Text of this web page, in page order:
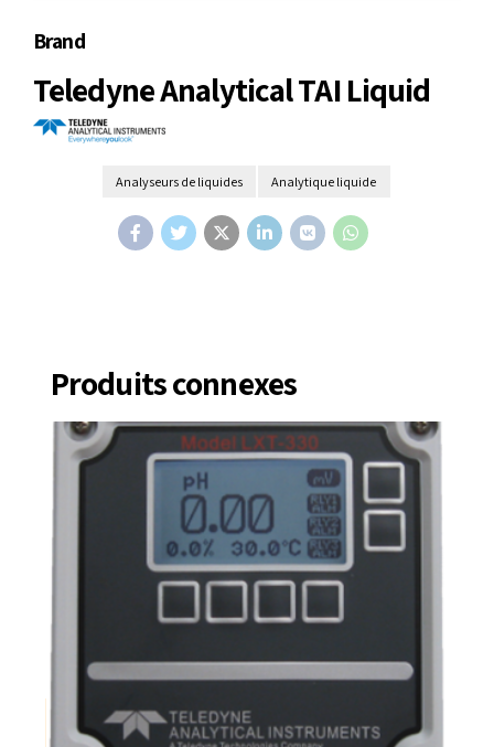
Brand
Teledyne Analytical TAI Liquid
Analyseurs de liquides Analytique liquide
Produits connexes